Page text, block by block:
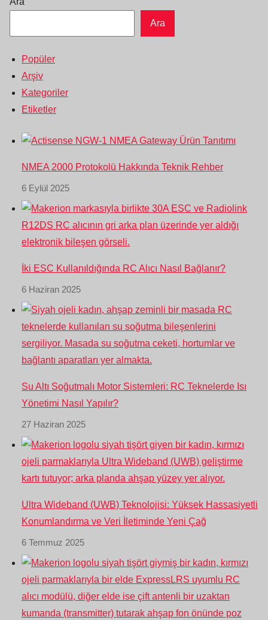
Ara
Popüler
Arşiv
Kategoriler
Etiketler
NMEA 2000 Protokolü Hakkında Teknik Rehber
6 Eylül 2025
İki ESC Kullanıldığında RC Alıcı Nasıl Bağlanır?
6 Haziran 2025
Su Altı Soğutmalı Motor Sistemleri: RC Teknelerde Isı
Yönetimi Nasıl Yapılır?
27 Haziran 2025
Ultra Wideband (UWB) Teknolojisi: Yüksek Hassasiyetli
Konumlandırma ve Veri İletiminde Yeni Çağ
6 Temmuz 2025